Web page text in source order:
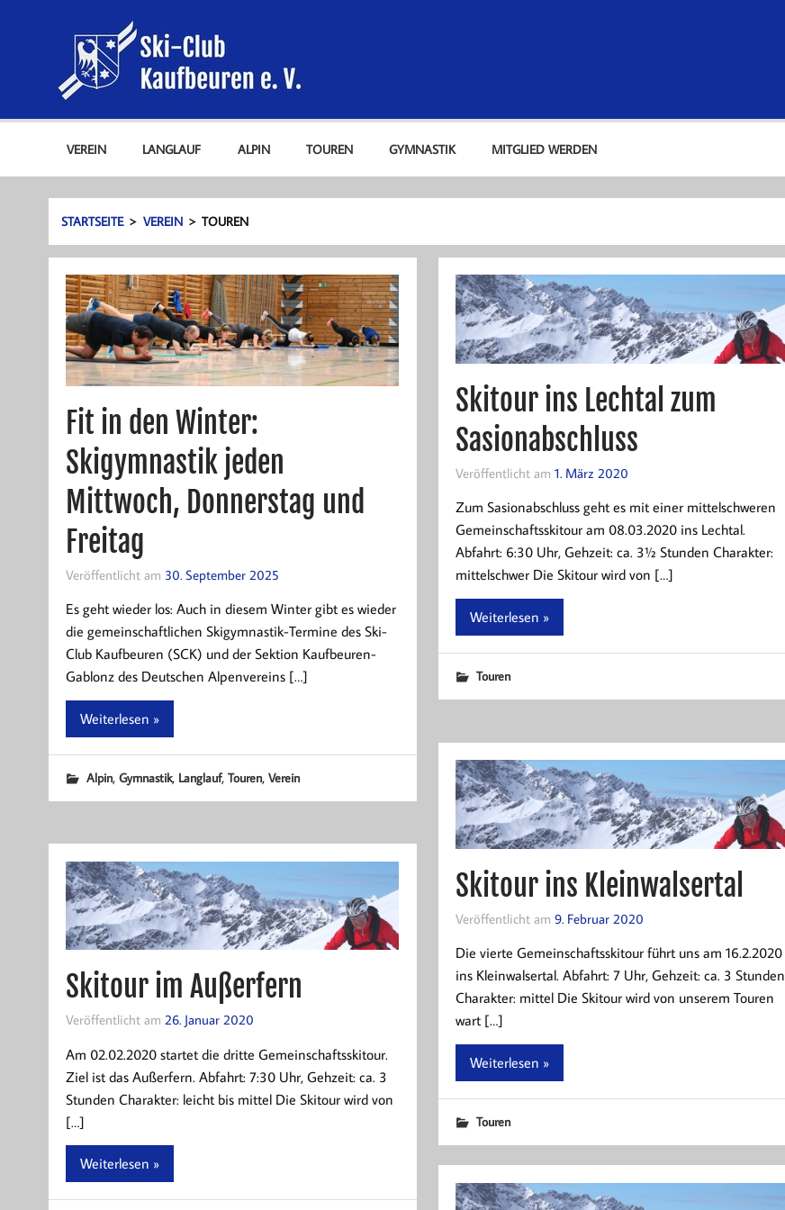
Ski-Club Kaufbeuren e. V.
VEREIN LANGLAUF ALPIN TOUREN GYMNASTIK MITGLIED WERDEN
STARTSEITE VEREIN TOUREN
Fit in den Winter:
Skigymnastik jeden
Mittwoch, Donnerstag und
Freitag
Veröffentlicht am 30. September 2025
Es geht wieder los: Auch in diesem Winter gibt es wieder
die gemeinschaftlichen Skigymnastik-Termine des Ski-
Club Kaufbeuren (SCK) und der Sektion Kaufbeuren-
Gablonz des Deutschen Alpenvereins […]
Weiterlesen »
Alpin, Gymnastik, Langlauf, Touren, Verein
Skitour ins Lechtal zum
Sasionabschluss
Veröffentlicht am 1. März 2020
Zum Sasionabschluss geht es mit einer mittelschweren
Gemeinschaftsskitour am 08.03.2020 ins Lechtal.
Abfahrt: 6:30 Uhr, Gehzeit: ca. 3½ Stunden Charakter:
mittelschwer Die Skitour wird von […]
Weiterlesen »
Touren
Skitour ins Kleinwalsertal
Veröffentlicht am 9. Februar 2020
Die vierte Gemeinschaftsskitour führt uns am 16.2.2020
ins Kleinwalsertal. Abfahrt: 7 Uhr, Gehzeit: ca. 3 Stunden
Charakter: mittel Die Skitour wird von unserem Touren
wart […]
Weiterlesen »
Touren
Skitour im Außerfern
Veröffentlicht am 26. Januar 2020
Am 02.02.2020 startet die dritte Gemeinschaftsskitour.
Ziel ist das Außerfern. Abfahrt: 7:30 Uhr, Gehzeit: ca. 3
Stunden Charakter: leicht bis mittel Die Skitour wird von
[…]
Weiterlesen »